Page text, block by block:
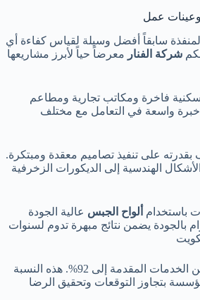
عمل
سابقاً أفضل وسيلة لقياس كفاءة أي
شركة الفنار معرضاً حياً لأبرز مشاريعها
فاخرة ومكاتب تجارية ومطاعم
خبرة واسعة في التعامل مع مختلف
بقدرته على تنفيذ تصاميم معقدة ومبتكرة.
الهندسية إلى الديكورات الزخرفية
باستخدام ألواح الجبس عالية الجودة
بالجودة يضمن نتائج مبهرة تدوم لسنوات
يصل معدل رضا العملاء عن الخدمات المقدمة إلى 92%. هذه النسبة
بتجاوز التوقعات وتحقيق الرضا